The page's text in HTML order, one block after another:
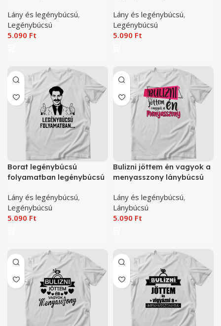
Lány és legénybúcsú,
Legénybúcsú
5.090 Ft
Lány és legénybúcsú,
Legénybúcsú
5.090 Ft
Borat legénybúcsú
folyamatban legénybúcsú
Lány és legénybúcsú,
Legénybúcsú
5.090 Ft
Bulizni jöttem én vagyok a
menyasszony lánybúcsú
Lány és legénybúcsú,
Lánybúcsú
5.090 Ft